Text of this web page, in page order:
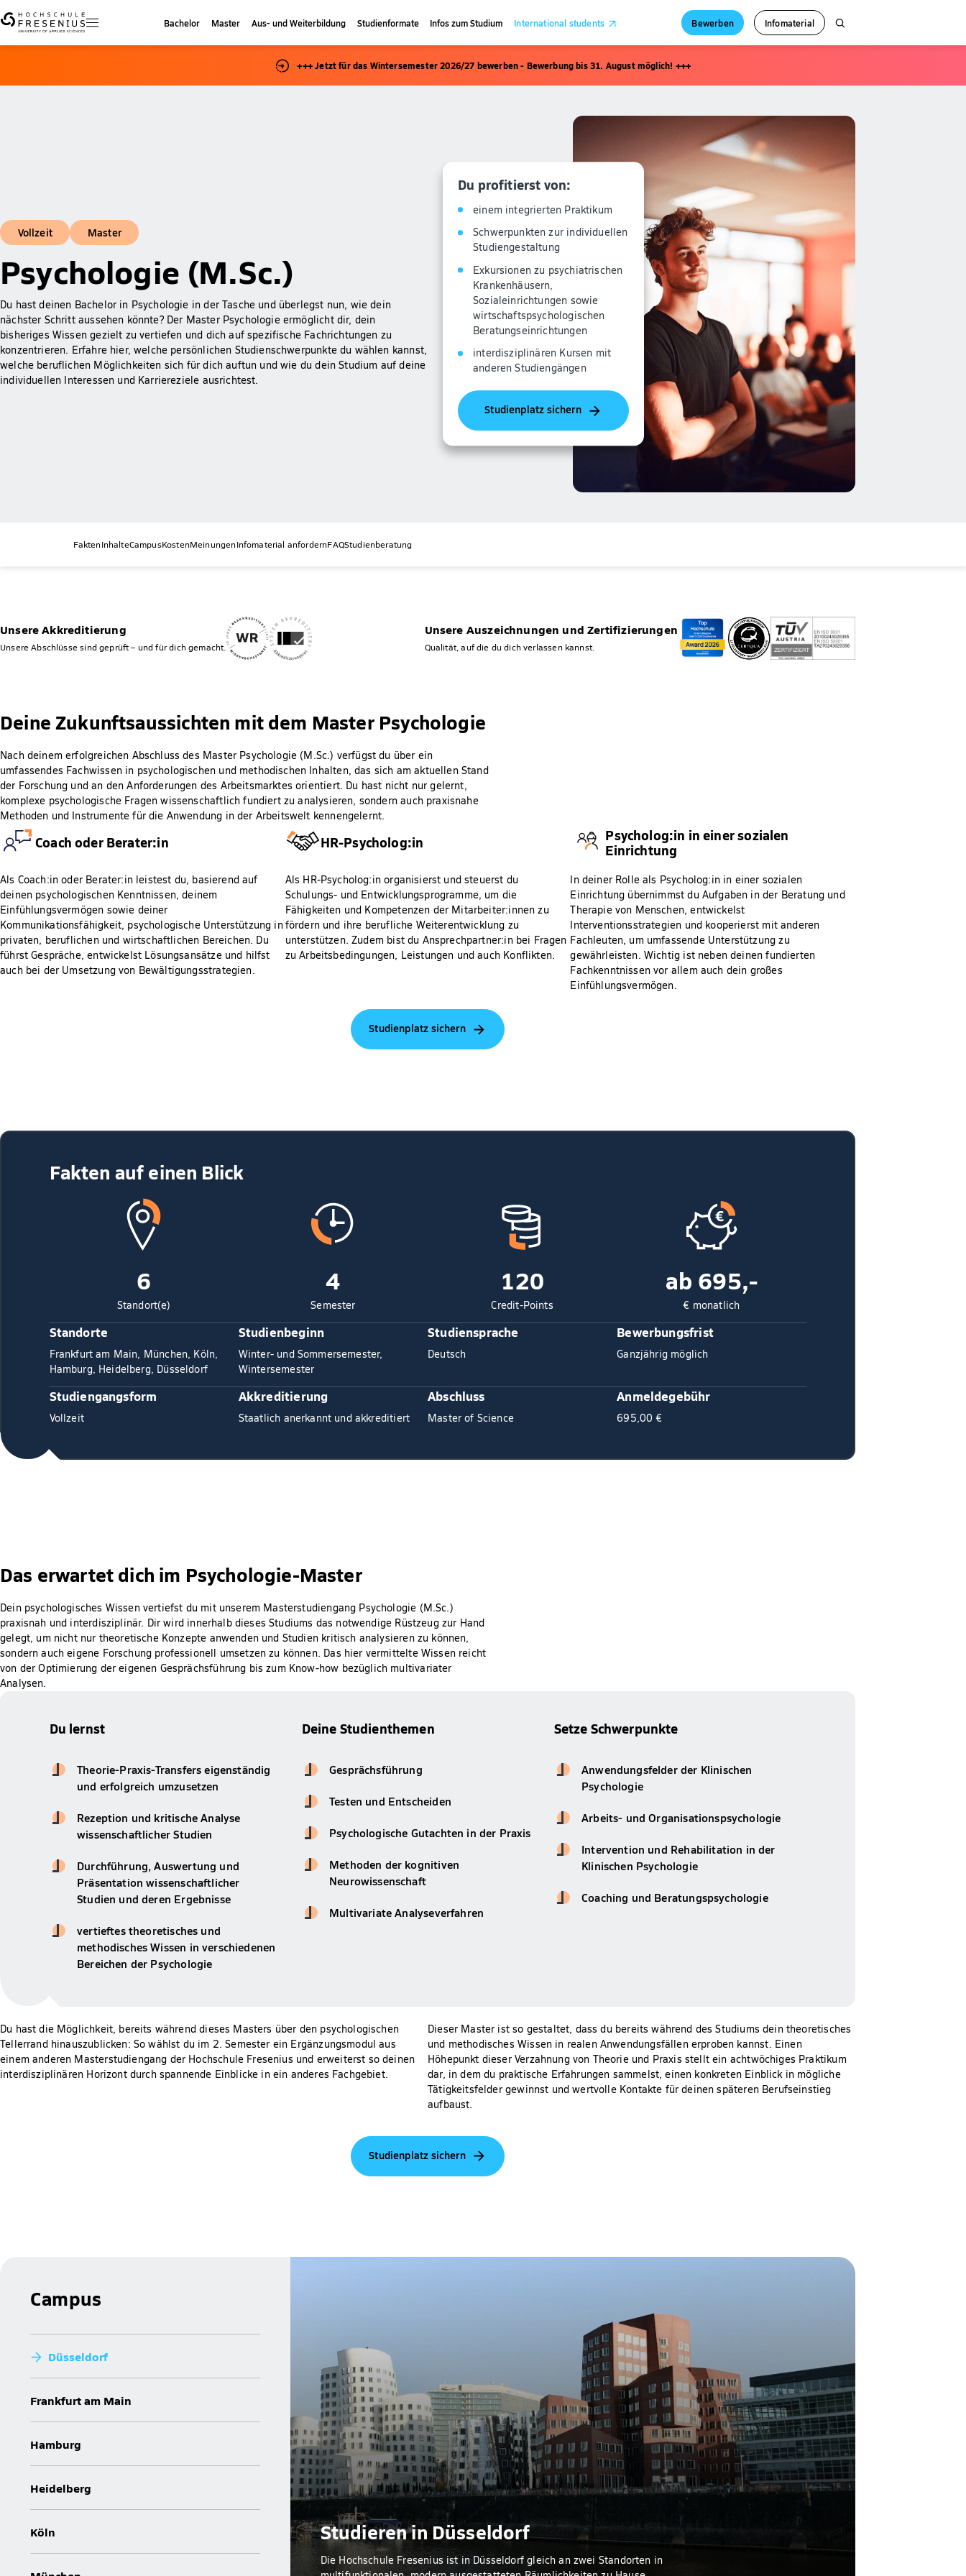
Bachelor Master Aus- und Weiterbildung Studienformate Infos zum Studium International students Bewerben Infomaterial
+++ Jetzt für das Wintersemester 2026/27 bewerben - Bewerbung bis 31. August möglich! +++
Vollzeit Master
Psychologie (M.Sc.)
Du hast deinen Bachelor in Psychologie in der Tasche und überlegst nun, wie dein
nächster Schritt aussehen könnte? Der Master Psychologie ermöglicht dir, dein
bisheriges Wissen gezielt zu vertiefen und dich auf spezifische Fachrichtungen zu
konzentrieren. Erfahre hier, welche persönlichen Studienschwerpunkte du wählen kannst,
welche beruflichen Möglichkeiten sich für dich auftun und wie du dein Studium auf deine
individuellen Interessen und Karriereziele ausrichtest.
Du profitierst von:
einem integrierten Praktikum
Schwerpunkten zur individuellen
Studiengestaltung
Exkursionen zu psychiatrischen
Krankenhäusern,
Sozialeinrichtungen sowie
wirtschaftspsychologischen
Beratungseinrichtungen
interdisziplinären Kursen mit
anderen Studiengängen
Studienplatz sichern
FaktenInhalteCampusKostenMeinungenInfomaterial anfordernFAQStudienberatung
Unsere Akkreditierung
Unsere Abschlüsse sind geprüft – und für dich gemacht.
Unsere Auszeichnungen und Zertifizierungen
Qualität, auf die du dich verlassen kannst.
Deine Zukunftsaussichten mit dem Master Psychologie
Nach deinem erfolgreichen Abschluss des Master Psychologie (M.Sc.) verfügst du über ein
umfassendes Fachwissen in psychologischen und methodischen Inhalten, das sich am aktuellen Stand
der Forschung und an den Anforderungen des Arbeitsmarktes orientiert. Du hast nicht nur gelernt,
komplexe psychologische Fragen wissenschaftlich fundiert zu analysieren, sondern auch praxisnahe
Methoden und Instrumente für die Anwendung in der Arbeitswelt kennengelernt.
Coach oder Berater:in
Als Coach:in oder Berater:in leistest du, basierend auf
deinen psychologischen Kenntnissen, deinem
Einfühlungsvermögen sowie deiner
Kommunikationsfähigkeit, psychologische Unterstützung in
privaten, beruflichen und wirtschaftlichen Bereichen. Du
führst Gespräche, entwickelst Lösungsansätze und hilfst
auch bei der Umsetzung von Bewältigungsstrategien.
HR-Psycholog:in
Als HR-Psycholog:in organisierst und steuerst du
Schulungs- und Entwicklungsprogramme, um die
Fähigkeiten und Kompetenzen der Mitarbeiter:innen zu
fördern und ihre berufliche Weiterentwicklung zu
unterstützen. Zudem bist du Ansprechpartner:in bei Fragen
zu Arbeitsbedingungen, Leistungen und auch Konflikten.
Psycholog:in in einer sozialen
Einrichtung
In deiner Rolle als Psycholog:in in einer sozialen
Einrichtung übernimmst du Aufgaben in der Beratung und
Therapie von Menschen, entwickelst
Interventionsstrategien und kooperierst mit anderen
Fachleuten, um umfassende Unterstützung zu
gewährleisten. Wichtig ist neben deinen fundierten
Fachkenntnissen vor allem auch dein großes
Einfühlungsvermögen.
Studienplatz sichern
Fakten auf einen Blick
6
Standort(e)
4
Semester
120
Credit-Points
ab 695,-
€ monatlich
Standorte
Frankfurt am Main, München, Köln,
Hamburg, Heidelberg, Düsseldorf
Studienbeginn
Winter- und Sommersemester,
Wintersemester
Studiensprache
Deutsch
Bewerbungsfrist
Ganzjährig möglich
Studiengangsform
Vollzeit
Akkreditierung
Staatlich anerkannt und akkreditiert
Abschluss
Master of Science
Anmeldegebühr
695,00 €
Das erwartet dich im Psychologie-Master
Dein psychologisches Wissen vertiefst du mit unserem Masterstudiengang Psychologie (M.Sc.)
praxisnah und interdisziplinär. Dir wird innerhalb dieses Studiums das notwendige Rüstzeug zur Hand
gelegt, um nicht nur theoretische Konzepte anwenden und Studien kritisch analysieren zu können,
sondern auch eigene Forschung professionell umsetzen zu können. Das hier vermittelte Wissen reicht
von der Optimierung der eigenen Gesprächsführung bis zum Know-how bezüglich multivariater
Analysen.
Du lernst
Theorie-Praxis-Transfers eigenständig
und erfolgreich umzusetzen
Rezeption und kritische Analyse
wissenschaftlicher Studien
Durchführung, Auswertung und
Präsentation wissenschaftlicher
Studien und deren Ergebnisse
vertieftes theoretisches und
methodisches Wissen in verschiedenen
Bereichen der Psychologie
Deine Studienthemen
Gesprächsführung
Testen und Entscheiden
Psychologische Gutachten in der Praxis
Methoden der kognitiven
Neurowissenschaft
Multivariate Analyseverfahren
Setze Schwerpunkte
Anwendungsfelder der Klinischen
Psychologie
Arbeits- und Organisationspsychologie
Intervention und Rehabilitation in der
Klinischen Psychologie
Coaching und Beratungspsychologie
Du hast die Möglichkeit, bereits während dieses Masters über den psychologischen
Tellerrand hinauszublicken: So wählst du im 2. Semester ein Ergänzungsmodul aus
einem anderen Masterstudiengang der Hochschule Fresenius und erweiterst so deinen
interdisziplinären Horizont durch spannende Einblicke in ein anderes Fachgebiet.
Dieser Master ist so gestaltet, dass du bereits während des Studiums dein theoretisches
und methodisches Wissen in realen Anwendungsfällen erproben kannst. Einen
Höhepunkt dieser Verzahnung von Theorie und Praxis stellt ein achtwöchiges Praktikum
dar, in dem du praktische Erfahrungen sammelst, einen konkreten Einblick in mögliche
Tätigkeitsfelder gewinnst und wertvolle Kontakte für deinen späteren Berufseinstieg
aufbaust.
Studienplatz sichern
Campus
Düsseldorf
Frankfurt am Main
Hamburg
Heidelberg
Köln Studieren in Düsseldorf
Die Hochschule Fresenius ist in Düsseldorf gleich an zwei Standorten in